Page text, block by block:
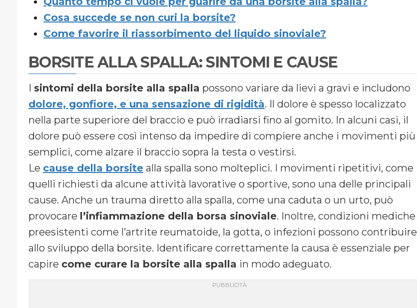
Cosa succede se non curi la borsite?
Come favorire il riassorbimento del liquido sinoviale?
BORSITE ALLA SPALLA: SINTOMI E CAUSE
I sintomi della borsite alla spalla possono variare da lievi a gravi e includono
dolore, gonfiore, e una sensazione di rigidità. Il dolore è spesso localizzato
nella parte superiore del braccio e può irradiarsi fino al gomito. In alcuni casi, il
dolore può essere così intenso da impedire di compiere anche i movimenti più
semplici, come alzare il braccio sopra la testa o vestirsi.
Le cause della borsite alla spalla sono molteplici. I movimenti ripetitivi, come
quelli richiesti da alcune attività lavorative o sportive, sono una delle principali
cause. Anche un trauma diretto alla spalla, come una caduta o un urto, può
provocare l’infiammazione della borsa sinoviale. Inoltre, condizioni mediche
preesistenti come l’artrite reumatoide, la gotta, o infezioni possono contribuire
allo sviluppo della borsite. Identificare correttamente la causa è essenziale per
capire come curare la borsite alla spalla in modo adeguato.